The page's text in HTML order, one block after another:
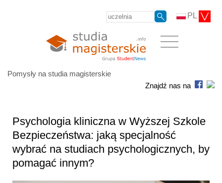
PL
Pomysły na studia magisterskie
Znajdź nas na
Psychologia kliniczna w Wyższej Szkole
Bezpieczeństwa: jaką specjalność
wybrać na studiach psychologicznych, by
pomagać innym?